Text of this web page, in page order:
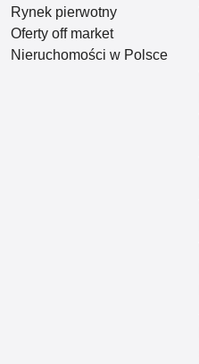
Rynek pierwotny
Oferty off market
Nieruchomości w Polsce